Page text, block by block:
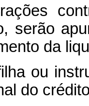
serão
da
ou
do